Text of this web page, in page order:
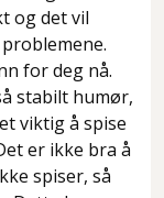
og det vil
for deg nå.
stabilt humør,
viktig å spise
er ikke bra å
spiser, så